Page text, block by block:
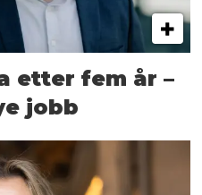
etter fem år –
jobb